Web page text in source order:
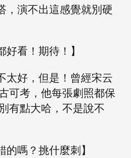
，演不出這感覺就別硬
好看！期待！】
太好，但是！曾經宋云
可考，他每張劇照都保
有點大哈，不是說不
的嗎？挑什麼刺】